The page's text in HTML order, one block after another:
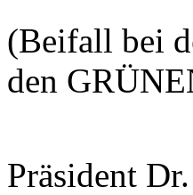
(Beifall bei
den
Präsident